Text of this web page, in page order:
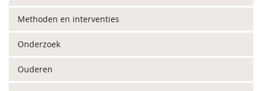
Methoden en interventies
Onderzoek
Ouderen